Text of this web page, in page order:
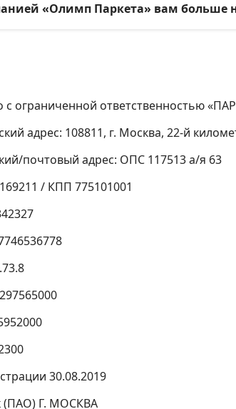
«Олимп Паркета» вам больше
ограниченной ответственностью
адрес: 108811, г. Москва, 22-й
почтовый адрес: ОПС 117513 а/я 63
/ КПП 775101001
30.08.2019
(ПАО) Г. МОСКВА